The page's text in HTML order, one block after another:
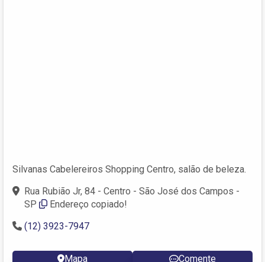
Silvanas Cabelereiros Shopping Centro, salão de beleza.
Rua Rubião Jr, 84 - Centro - São José dos Campos -
SP
Endereço copiado!
(12) 3923-7947
Mapa Comente